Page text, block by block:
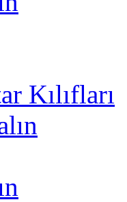
Kılıfları